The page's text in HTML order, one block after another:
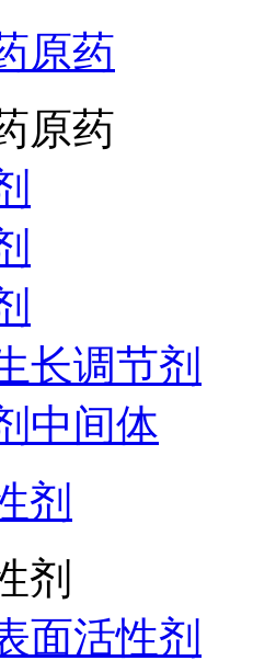
原药
原药
长调节剂
中间体
剂
剂
面活性剂